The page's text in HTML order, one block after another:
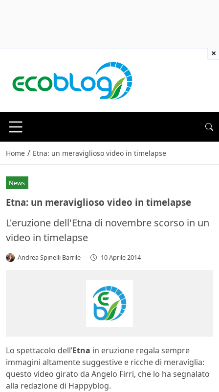
Home / Etna: un meraviglioso video in timelapse
News
Etna: un meraviglioso video in timelapse
L'eruzione dell'Etna di novembre scorso in un
video in timelapse
Andrea Spinelli Barrile - 10 Aprile 2014
Lo spettacolo dell’Etna in eruzione regala sempre
immagini altamente suggestive e ricche di meraviglia:
questo video girato da Angelo Firri, che lo ha segnalato
alla redazione di Happyblog.
×